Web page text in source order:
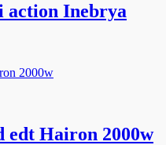
Inebrya
edt Hairon 2000w